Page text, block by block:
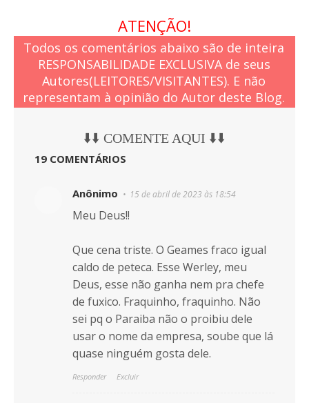
ATENÇÃO!
Todos os comentários abaixo são de inteira
RESPONSABILIDADE EXCLUSIVA de seus
Autores(LEITORES/VISITANTES). E não
representam à opinião do Autor deste Blog.
⬇️⬇️ COMENTE AQUI ⬇️⬇️
19 COMENTÁRIOS
Anônimo 15 de abril de 2023 às 18:54
Meu Deus!!
Que cena triste. O Geames fraco igual
caldo de peteca. Esse Werley, meu
Deus, esse não ganha nem pra chefe
de fuxico. Fraquinho, fraquinho. Não
sei pq o Paraiba não o proibiu dele
usar o nome da empresa, soube que lá
quase ninguém gosta dele.
Responder Excluir